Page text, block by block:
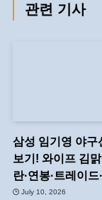
관련 기사
삼성 임기영 야구
보기! 와이프 김
란·연봉·트레이
July 10, 2026